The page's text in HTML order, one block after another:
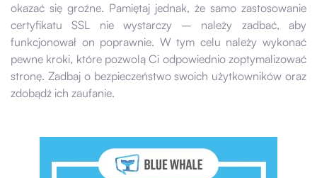
okazać się groźne. Pamiętaj jednak, że samo zastosowanie
certyfikatu SSL nie wystarczy – należy zadbać, aby
funkcjonował on poprawnie. W tym celu należy wykonać
pewne kroki, które pozwolą Ci odpowiednio zoptymalizować
stronę. Zadbaj o bezpieczeństwo swoich użytkowników oraz
zdobądź ich zaufanie.